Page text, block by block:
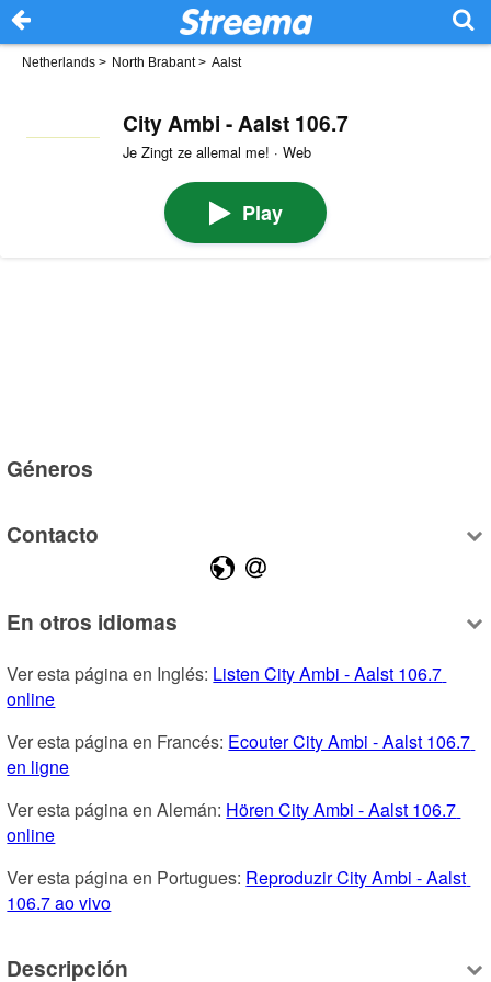
Netherlands > North Brabant> Aalst
City Ambi - Aalst 106.7
Je Zingt ze allemal me! · Web
Play
Géneros
Contacto
En otros idiomas
Ver esta página en Inglés: Listen City Ambi - Aalst 106.7
online
Ver esta página en Francés: Ecouter City Ambi - Aalst 106.7
en ligne
Ver esta página en Alemán: Hören City Ambi - Aalst 106.7
online
Ver esta página en Portugues: Reproduzir City Ambi - Aalst
106.7 ao vivo
Descripción